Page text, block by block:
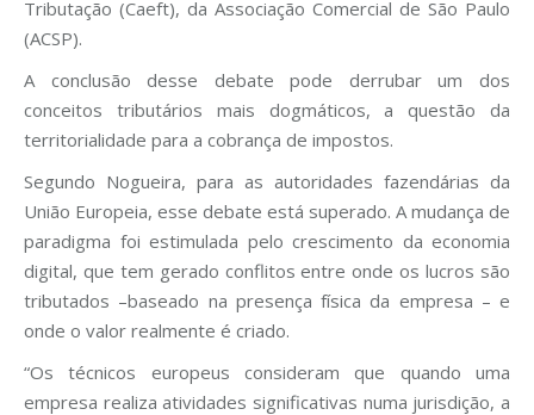
Tributação (Caeft), da Associação Comercial de São Paulo
(ACSP).
A conclusão desse debate pode derrubar um dos
conceitos tributários mais dogmáticos, a questão da
territorialidade para a cobrança de impostos.
Segundo Nogueira, para as autoridades fazendárias da
União Europeia, esse debate está superado. A mudança de
paradigma foi estimulada pelo crescimento da economia
digital, que tem gerado conflitos entre onde os lucros são
tributados –baseado na presença física da empresa – e
onde o valor realmente é criado.
“Os técnicos europeus consideram que quando uma
empresa realiza atividades significativas numa jurisdição, a